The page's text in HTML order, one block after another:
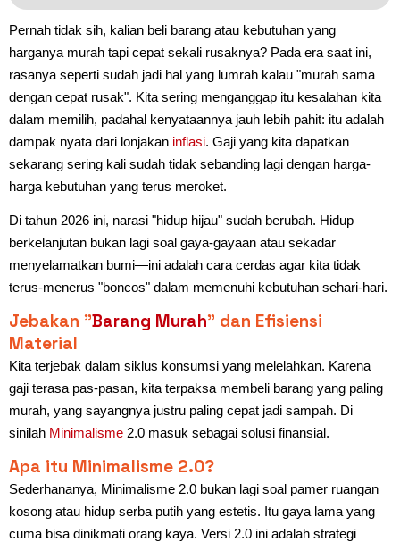
Pernah tidak sih, kalian beli barang atau kebutuhan yang
harganya murah tapi cepat sekali rusaknya? Pada era saat ini,
rasanya seperti sudah jadi hal yang lumrah kalau "murah sama
dengan cepat rusak". Kita sering menganggap itu kesalahan kita
dalam memilih, padahal kenyataannya jauh lebih pahit: itu adalah
dampak nyata dari lonjakan inflasi. Gaji yang kita dapatkan
sekarang sering kali sudah tidak sebanding lagi dengan harga-
harga kebutuhan yang terus meroket.
Di tahun 2026 ini, narasi "hidup hijau" sudah berubah. Hidup
berkelanjutan bukan lagi soal gaya-gayaan atau sekadar
menyelamatkan bumi—ini adalah cara cerdas agar kita tidak
terus-menerus "boncos" dalam memenuhi kebutuhan sehari-hari.
Jebakan "Barang Murah" dan Efisiensi
Material
Kita terjebak dalam siklus konsumsi yang melelahkan. Karena
gaji terasa pas-pasan, kita terpaksa membeli barang yang paling
murah, yang sayangnya justru paling cepat jadi sampah. Di
sinilah Minimalisme 2.0 masuk sebagai solusi finansial.
Apa itu Minimalisme 2.0?
Sederhananya, Minimalisme 2.0 bukan lagi soal pamer ruangan
kosong atau hidup serba putih yang estetis. Itu gaya lama yang
cuma bisa dinikmati orang kaya. Versi 2.0 ini adalah strategi